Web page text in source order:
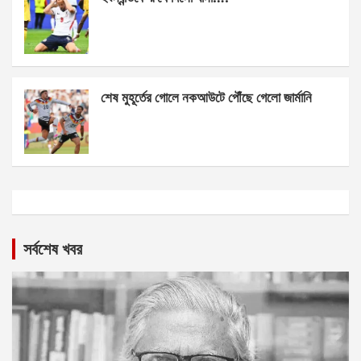
শেষ মুহূর্তের গোলে নকআউটে পৌঁছে গেলো জার্মানি
সর্বশেষ খবর